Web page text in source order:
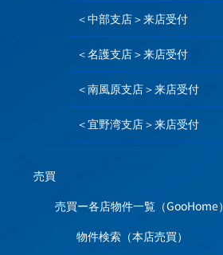
＜中部支店＞来店受付
＜名護支店＞来店受付
＜南風原支店＞来店受付
＜宜野湾支店＞来店受付
売買
売買ー各店物件一覧（GooHome）
物件検索（本店売買）